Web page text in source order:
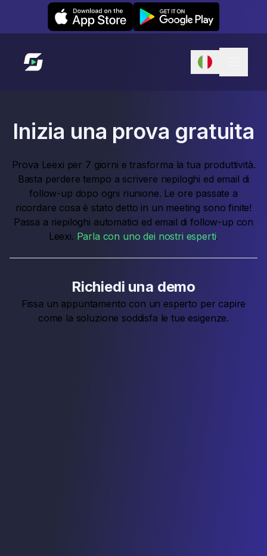
Leexi on iOS Leexi on Android
Link alla homepage
Inizia una prova gratuita
Prova Leexi per 7 giorni e trasforma la tua produttività.
Basta perdere tempo a scrivere riepiloghi ed email di
follow-up dopo ogni riunione. Le ore passate a
ricordare cosa è stato detto in un meeting sono finite!
Passa a riepiloghi automatici ed email di follow-up con
Leexi. Parla con uno dei nostri esperti.
Richiedi una demo
Fissa un appuntamento con un esperto per capire
come la soluzione soddisfa le tue esigenze.